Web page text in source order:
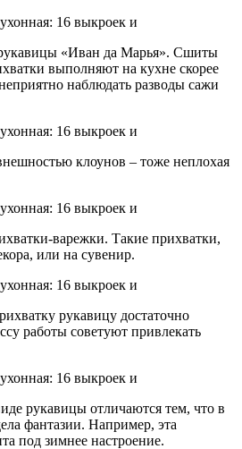
«Иван да Марья». Сшиты
выполняют на кухне скорее
наблюдать разводы сажи
клоунов – тоже неплохая
варежки. Такие прихватки,
или на сувенир.
рукавицу достаточно
работы советуют привлекать
рукавицы отличаются тем, что в
фантазии. Например, эта
под зимнее настроение.